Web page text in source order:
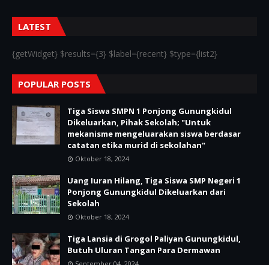
LATEST
{getWidget} $results={3} $label={recent} $type={list2}
POPULAR POSTS
Tiga Siswa SMPN 1 Ponjong Gunungkidul
Dikeluarkan, Pihak Sekolah; "Untuk
mekanisme mengeluarakan siswa berdasar
catatan etika murid di sekolahan"
Oktober 18, 2024
Uang Iuran Hilang, Tiga Siswa SMP Negeri 1
Ponjong Gunungkidul Dikeluarkan dari
Sekolah
Oktober 18, 2024
Tiga Lansia di Grogol Paliyan Gunungkidul,
Butuh Uluran Tangan Para Dermawan